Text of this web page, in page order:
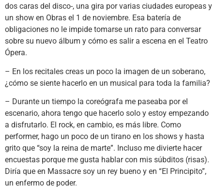
dos caras del disco-, una gira por varias ciudades europeas y
un show en Obras el 1 de noviembre. Esa batería de
obligaciones no le impide tomarse un rato para conversar
sobre su nuevo álbum y cómo es salir a escena en el Teatro
Ópera.
– En los recitales creas un poco la imagen de un soberano,
¿cómo se siente hacerlo en un musical para toda la familia?
– Durante un tiempo la coreógrafa me paseaba por el
escenario, ahora tengo que hacerlo solo y estoy empezando
a disfrutarlo. El rock, en cambio, es más libre. Como
performer, hago un poco de un tirano en los shows y hasta
grito que “soy la reina de marte”. Incluso me divierte hacer
encuestas porque me gusta hablar con mis súbditos (risas).
Diría que en Massacre soy un rey bueno y en “El Principito”,
un enfermo de poder.